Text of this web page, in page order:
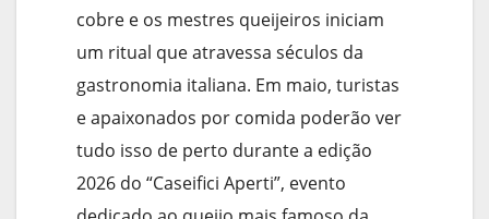
cobre e os mestres queijeiros iniciam
um ritual que atravessa séculos da
gastronomia italiana. Em maio, turistas
e apaixonados por comida poderão ver
tudo isso de perto durante a edição
2026 do “Caseifici Aperti”, evento